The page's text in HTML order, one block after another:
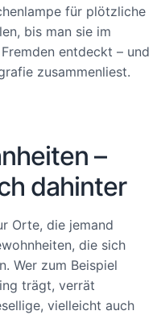
für plötzliche
bis man sie im
entdeckt – und
zusammenliest.
–
dahinter
Orte, die jemand
die sich
Wer zum Beispiel
trägt, verrät
vielleicht auch